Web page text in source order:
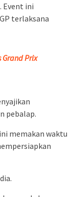
Event ini
terlaksana
Grand Prix
pebalap.
memakan waktu